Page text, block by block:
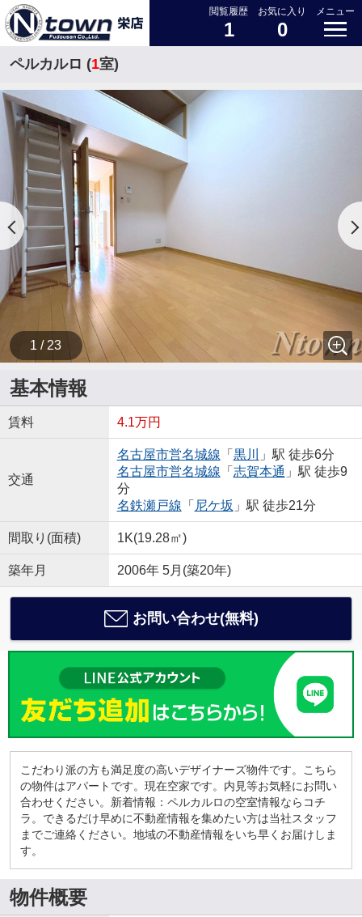
閲覧履歴
1
お気に入り
0
メニュー
ペルカルロ (1室)
1 / 23
基本情報
賃料 4.1万円
交通
名古屋市営名城線 「 黒川
」駅 徒歩6分
名古屋市営名城線 「 志賀本通 」駅 徒歩9
分
名鉄瀬戸線 「 尼ケ坂 」駅 徒歩21分
間取り(面積) 1K(19.28㎡)
築年月 2006年 5月(築20年)
お問い合わせ(無料)
こだわり派の方も満足度の高いデザイナーズ物件です。こちら
の物件はアパートです。現在空家です。内見等お気軽にお問い
合わせください。新着情報：ペルカルロの空室情報ならコチ
ラ。できるだけ早めに不動産情報を集めたい方は当社スタッフ
までご連絡ください。地域の不動産情報をいち早くお届けしま
す。
物件概要